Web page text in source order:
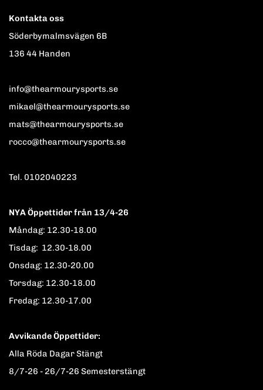
Kontakta oss
Söderbymalmsvägen 6B
136 44 Handen
info@thearmourysports.se
mikael@thearmourysports.se
mats@thearmourysports.se
rocco@thearmourysports.se
Tel. 0102040223
NYA Öppettider från 13/4-26
Måndag: 12.30-18.00
Tisdag: 12.30-18.00
Onsdag: 12.30-20.00
Torsdag: 12.30-18.00
Fredag: 12.30-17.00
Avvikande Öppettider:
Alla Röda Dagar Stängt
8/7-26 - 26/7-26 Semesterstängt